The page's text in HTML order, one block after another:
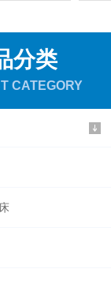
分类
CATEGORY